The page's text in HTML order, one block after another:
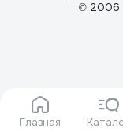
Главная
© 2006